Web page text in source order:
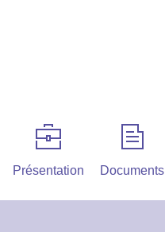
Présentation Documents